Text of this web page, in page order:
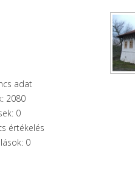
adat
2080
0
értékelés
0